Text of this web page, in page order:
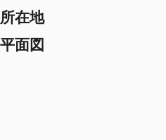
所在地
平面図